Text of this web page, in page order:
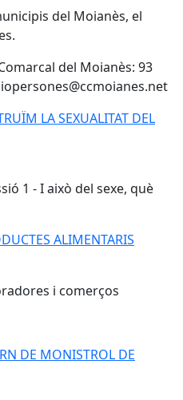
del Moianès, el
del Moianès: 93
LA SEXUALITAT DEL
LA SEXUALITAT DEL
1 - I això del sexe, què
ALIMENTARIS
ALIMENTARIS
i comerços
DE MONISTROL DE
DE MONISTROL DE